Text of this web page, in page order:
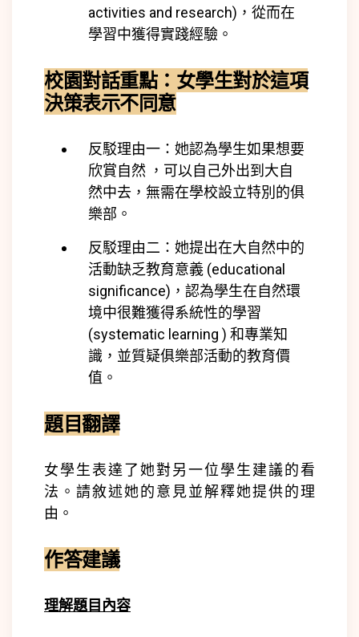
activities and research) ，從而在
學習中獲得實踐經驗。
校園對話重點： 女學生對於這項
決策表示不同意
反駁理由一：她認為學生如果想要
欣賞自然 ，可以自己外出到大自
然中去，無需在學校設立特別的俱
樂部。
反駁理由二：她提出在大自然中的
活動缺乏教育意義 (educational
significance) ，認為學生在自然環
境中很難獲得系統性的學習
(systematic learning ) 和專業知
識，並質疑俱樂部活動的教育價
值。
題目翻譯
女學生表達了她對另一位學生建議的看
法。請敘述她的意見並解釋她提供的理
由。
作答建議
理解題目內容